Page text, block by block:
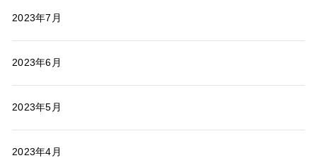
2023年7月
2023年6月
2023年5月
2023年4月